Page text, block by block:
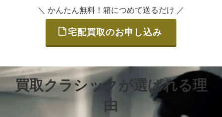
＼ かんたん無料！箱につめて送るだけ ／
宅配買取のお申し込み
買取クラシックが選ばれる理
由